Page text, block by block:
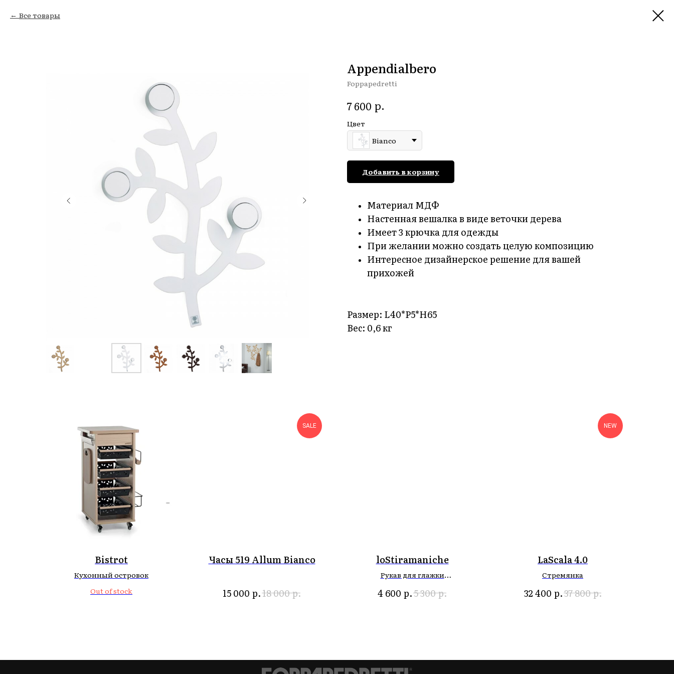
Все товары
Appendialbero
Foppapedretti
7 600 р.
Цвет
Bianco
Добавить в корзину
Материал МДФ
Настенная вешалка в виде веточки дерева
Имеет 3 крючка для одежды
При желании можно создать целую композицию
Интересное дизайнерское решение для вашей
прихожей
Размер: L40*P5*H65
Вес: 0,6 кг
Bistrot
Кухонный островок
Out of stock
SALE
Часы 519 Allum Bianco
15 000 р.18 000р.
loStiramaniche
Рукав для глажки
4 600 р.5 300р.
NEW
LaScala 4.0
Стремянка
32 400 р.37 800р.